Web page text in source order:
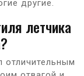
другие.
летчика
отличительным